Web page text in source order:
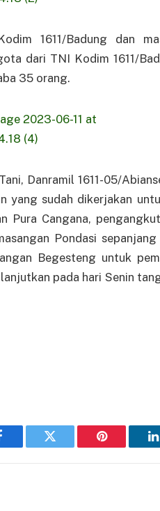
1611/Badung dan
dari TNI Kodim 1611/
35 orang.
Danramil 1611-05/
yang sudah dikerjakan
Pura Cangana,
Pondasi
Begesteng untuk
pada hari Senin
Twitter Pinterest